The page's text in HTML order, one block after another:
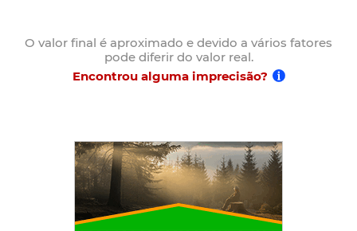
O valor final é aproximado e devido a vários fatores
pode diferir do valor real.
Encontrou alguma imprecisão?